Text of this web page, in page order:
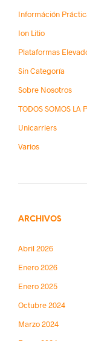
Információn
Ion Litio
Plataformas
Sin Categoría
Sobre Nosotros
TODOS SOMOS LA
Unicarriers
Varios
ARCHIVOS
Abril 2026
Enero 2026
Enero 2025
Octubre 2024
Marzo 2024